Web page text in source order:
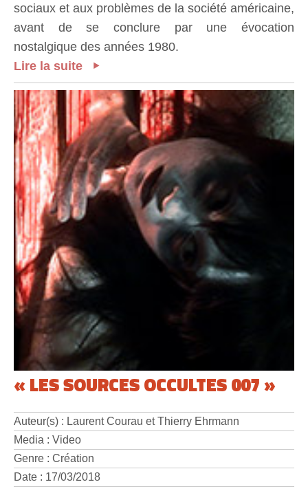
sociaux et aux problèmes de la société américaine,
avant de se conclure par une évocation
nostalgique des années 1980.
Lire la suite
« LES SOURCES OCCULTES 007 »
Auteur(s) : Laurent Courau et Thierry Ehrmann
Media : Video
Genre : Création
Date : 17/03/2018